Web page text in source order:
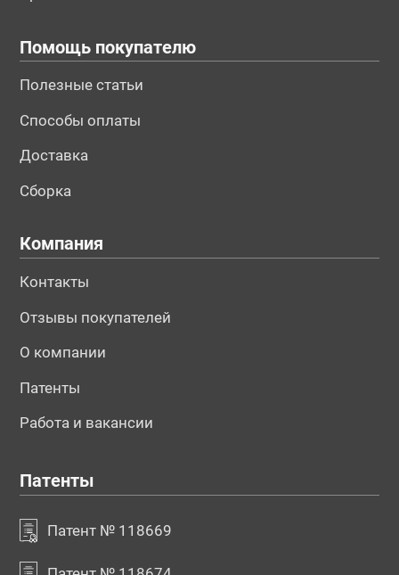
Помощь покупателю
Полезные статьи
Способы оплаты
Доставка
Сборка
Компания
Контакты
Отзывы покупателей
О компании
Патенты
Работа и вакансии
Патенты
Патент № 118669